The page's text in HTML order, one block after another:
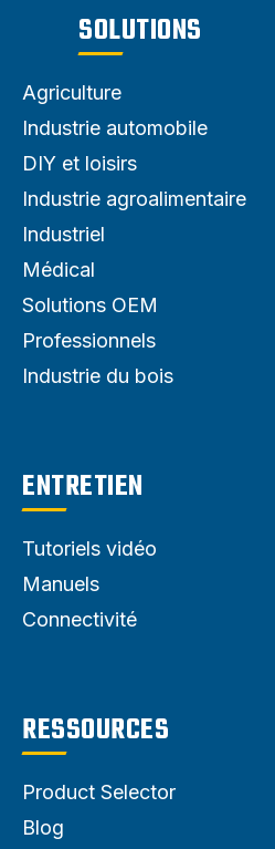
SOLUTIONS
Agriculture
Industrie automobile
DIY et loisirs
Industrie agroalimentaire
Industriel
Médical
Solutions OEM
Professionnels
Industrie du bois
ENTRETIEN
Tutoriels vidéo
Manuels
Connectivité
RESSOURCES
Product Selector
Blog